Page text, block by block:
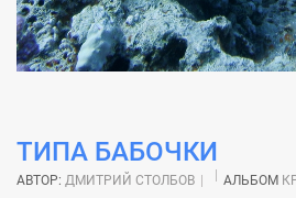
ТИПА БАБОЧКИ
АВТОР: ДМИТРИЙ СТОЛБОВ АЛЬБОМ